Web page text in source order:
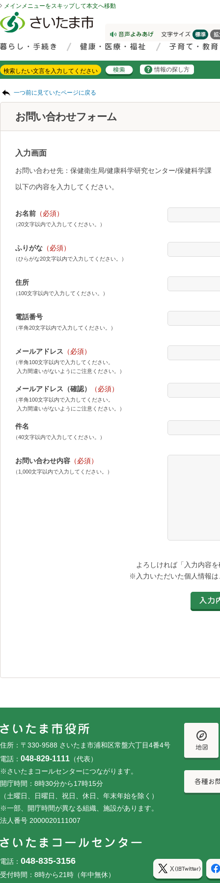
メインメニューをスキップして本文へ移動
情報の探し方
一つ前に見ていたページに戻る
お問い合わせフォーム
入力画面
お問い合わせ先：保健衛生局/健康科学研究センター/保健科学課
以下の内容を入力してください。
お名前 （必須）
（20文字以内で入力してください。）
ふりがな （必須）
（ひらがな20文字以内で入力してください。）
住所
（100文字以内で入力してください。）
電話番号
（半角20文字以内で入力してください。）
メールアドレス （必須）
（半角100文字以内で入力してください。
入力間違いがないようにご注意ください。）
メールアドレス（確認） （必須）
（半角100文字以内で入力してください。
入力間違いがないようにご注意ください。）
件名
（40文字以内で入力してください。）
お問い合わせ内容 （必須）
（1,000文字以内で入力してください。）
よろしければ「入力内容
※入力いただいた個人情報
住所：〒330-9588 さいたま市浦和区常盤六丁目4番4号
電話： 048-829-1111 （代表）
※さいたまコールセンターにつながります。
開庁時間：8時30分から17時15分
（土曜日、日曜日、祝日、休日、年末年始を除く）
※一部、開庁時間が異なる組織、施設があります。
法人番号 2000020111007
電話： 048-835-3156
受付時間：8時から21時（年中無休）